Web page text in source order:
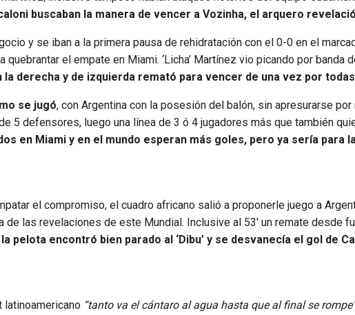
buscaban la manera de vencer a Vozinha, el arquero
y se iban a la primera pausa de rehidratación con el 0-0 en el
el empate en Miami. ‘Licha’ Martínez vio picando por banda
derecha y de izquierda remató para vencer de una vez por
se jugó, con Argentina con la posesión del balón, sin apresurarse por
5 defensores, luego una línea de 3 ó 4 jugadores más que también
en Miami y en el mundo esperan más goles, pero ya sería para
el compromiso, el cuadro africano salió a proponerle juego a
de las revelaciones de este Mundial. Inclusive al 53′ un remate desde
pelota encontró bien parado al ‘Dibu’ y se desvanecía el gol de
latinoamericano “tanto va el cántaro al agua hasta que al final se